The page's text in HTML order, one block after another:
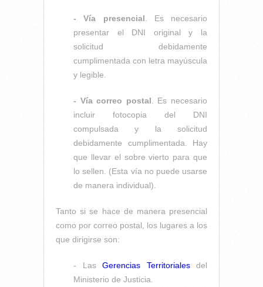
- Vía presencial . Es necesario
presentar el DNI original y la
solicitud debidamente
cumplimentada con letra mayúscula
y legible.
- Vía correo postal . Es necesario
incluir fotocopia del DNI
compulsada y la solicitud
debidamente cumplimentada. Hay
que llevar el sobre vierto para que
lo sellen. (Esta vía no puede usarse
de manera individual).
Tanto si se hace de manera presencial
como por correo postal, los lugares a los
que dirigirse son:
- Las Gerencias Territorialesdel
Ministerio de Justicia.